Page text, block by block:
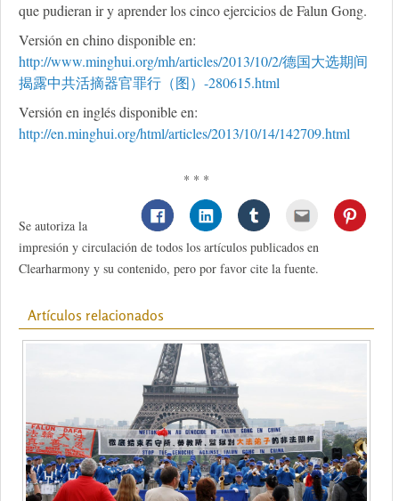
que pudieran ir y aprender los cinco ejercicios de Falun Gong.
Versión en chino disponible en:
http://www.minghui.org/mh/articles/2013/10/2/德国大选期间
揭露中共活摘器官罪行（图）-280615.html
Versión en inglés disponible en:
http://en.minghui.org/html/articles/2013/10/14/142709.html
* * *
Se autoriza la
impresión y circulación de todos los artículos publicados en
Clearharmony y su contenido, pero por favor cite la fuente.
Artículos relacionados